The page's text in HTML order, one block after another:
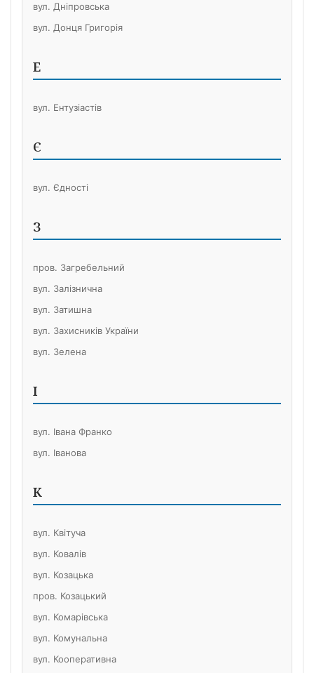
вул. Дніпровська
вул. Донця Григорія
Е
вул. Ентузіастів
Є
вул. Єдності
З
пров. Загребельний
вул. Залізнична
вул. Затишна
вул. Захисників України
вул. Зелена
І
вул. Івана Франко
вул. Іванова
К
вул. Квітуча
вул. Ковалів
вул. Козацька
пров. Козацький
вул. Комарівська
вул. Комунальна
вул. Кооперативна